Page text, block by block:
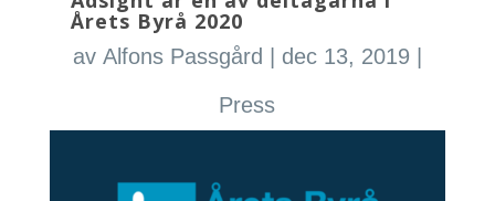
Årets Byrå 2020
av Alfons Passgård dec 13, 2019
Press